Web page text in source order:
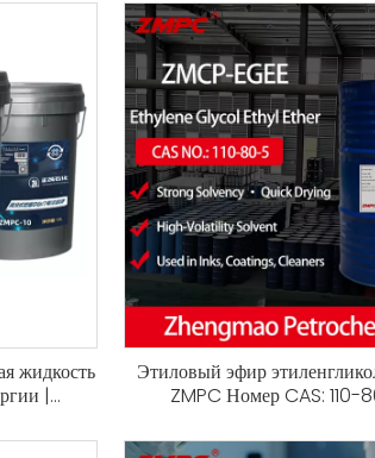
жидкость
|
Этиловый эфир
ZMPC Номер CAS:
покрытий, чернил и